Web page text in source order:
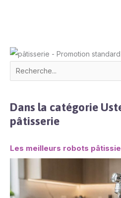
Dans la catégorie
pâtisserie
Les meilleurs robots